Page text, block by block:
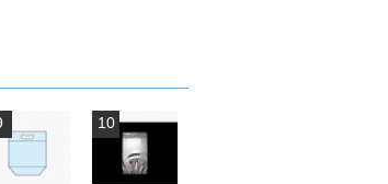
10